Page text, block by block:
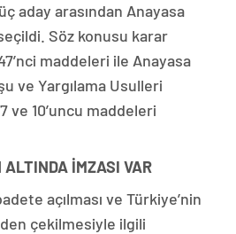
aday arasından Anayasa
Söz konusu karar
maddeleri ile Anayasa
ve Yargılama Usulleri
ve 10’uncu maddeleri
İMZASI VAR
açılması ve Türkiye’nin
çekilmesiyle ilgili